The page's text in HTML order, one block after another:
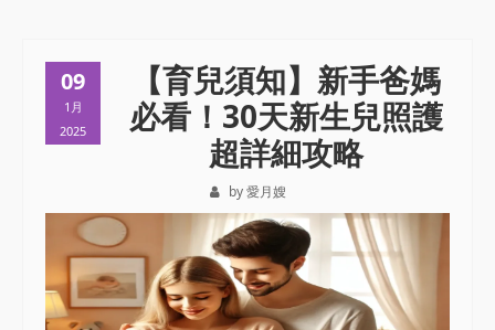
09
1月
2025
【育兒須知】新手爸媽
必看！30天新生兒照護
超詳細攻略
by 愛月嫂